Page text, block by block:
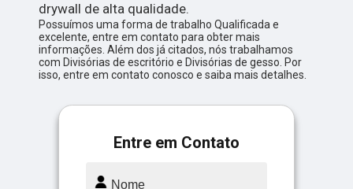
drywall de alta qualidade.
Possuímos uma forma de trabalho Qualificada e
excelente, entre em contato para obter mais
informações. Além dos já citados, nós trabalhamos
com Divisórias de escritório e Divisórias de gesso. Por
isso, entre em contato conosco e saiba mais detalhes.
Entre em Contato